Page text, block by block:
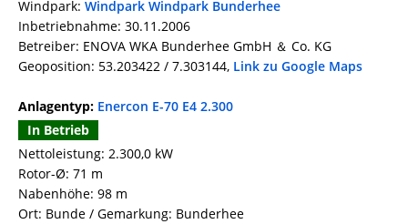
Windpark: Windpark Windpark Bunderhee
Inbetriebnahme: 30.11.2006
Betreiber: ENOVA WKA Bunderhee GmbH ＆ Co. KG
Geoposition: 53.203422 / 7.303144, Link zu Google Maps
Anlagentyp: Enercon E-70 E4 2.300
In Betrieb
Nettoleistung: 2.300,0 kW
Rotor-Ø: 71 m
Nabenhöhe: 98 m
Ort: Bunde / Gemarkung: Bunderhee